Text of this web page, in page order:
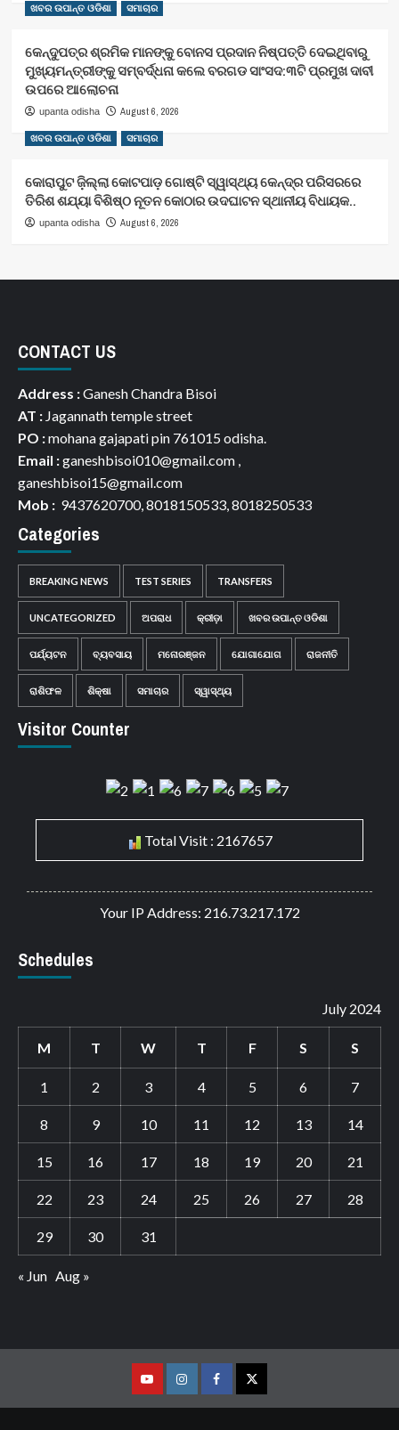
ଖବର ଉପାନ୍ତ ଓଡିଶା ସମାଚାର
କେନ୍ଦୁପତ୍ର ଶ୍ରମିକ ମାନଙ୍କୁ ବୋନସ ପ୍ରଦାନ ନିଷ୍ପତ୍ତି ଦେଇଥିବାରୁ
ମୁଖ୍ୟମନ୍ତ୍ରୀଙ୍କୁ ସମ୍ବର୍ଦ୍ଧନା କଲେ ବରଗଡ ସାଂସଦ:୩ଟି ପ୍ରମୁଖ ଦାବୀ
ଉପରେ ଆଲୋଚନା
upanta odisha August 6, 2026
ଖବର ଉପାନ୍ତ ଓଡିଶା ସମାଚାର
କୋରାପୁଟ ଜ଼ିଲ୍ଲା କୋଟପାଡ଼ ଗୋଷ୍ଟି ସ୍ୱାସ୍ଥ୍ୟ କେନ୍ଦ୍ର ପରିସରରେ
ତିରିଶ ଶଯ୍ୟା ବିଶିଷ୍ଠ ନୂତନ କୋଠାର ଉଦଘାଟନ ସ୍ଥାନୀୟ ବିଧାୟକ..
upanta odisha August 6, 2026
CONTACT US
Address :Ganesh Chandra Bisoi
AT : Jagannath temple street
PO :mohana gajapati pin 761015 odisha.
Email :ganeshbisoi010@gmail.com ,
ganeshbisoi15@gmail.com
Mob : 9437620700, 8018150533, 8018250533
Categories
BREAKING NEWS TEST SERIES TRANSFERS
UNCATEGORIZED ଅପରାଧ କ୍ରୀଡ଼ା ଖବର ଉପାନ୍ତ ଓଡିଶା
ପର୍ଯ୍ୟଟନ ବ୍ୟବସାୟ ମନୋରଞ୍ଜନ ଯୋଗାଯୋଗ ରାଜନୀତି
ରାଶିଫଳ ଶିକ୍ଷା ସମାଚାର ସ୍ୱାସ୍ଥ୍ୟ
Visitor Counter
Total Visit : 2167657
Your IP Address: 216.73.217.172
Schedules
July 2024
M T W T F S S
1 2 3 4 5 6 7
8 9 10 11 12 13 14
15 16 17 18 19 20 21
22 23 24 25 26 27 28
29 30 31
« Jun Aug »
YoutubeVimeoFacebookTwitter